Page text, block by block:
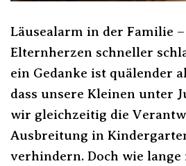
Läusealarm in der Familie
Elternherzen schneller
ein Gedanke ist quälender
dass unsere Kleinen unter
wir gleichzeitig die
Ausbreitung in
verhindern. Doch wie lange